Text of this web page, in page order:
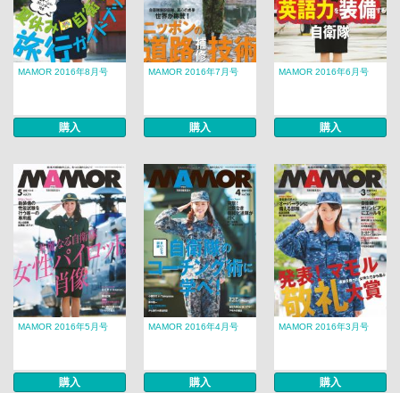
MAMOR 2016年8月号
購入
MAMOR 2016年7月号
購入
MAMOR 2016年6月号
購入
MAMOR 2016年5月号
購入
MAMOR 2016年4月号
購入
MAMOR 2016年3月号
購入